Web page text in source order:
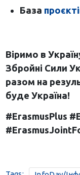
База
Віримо в
Збройні Сили
разом на
буде Україна!
#ErasmusPlus